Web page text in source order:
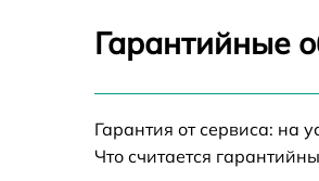
Калибровка и
Ремонт датчика
Ремонт оптики
Гарантийные
Гарантия от сервиса: на
Что считается